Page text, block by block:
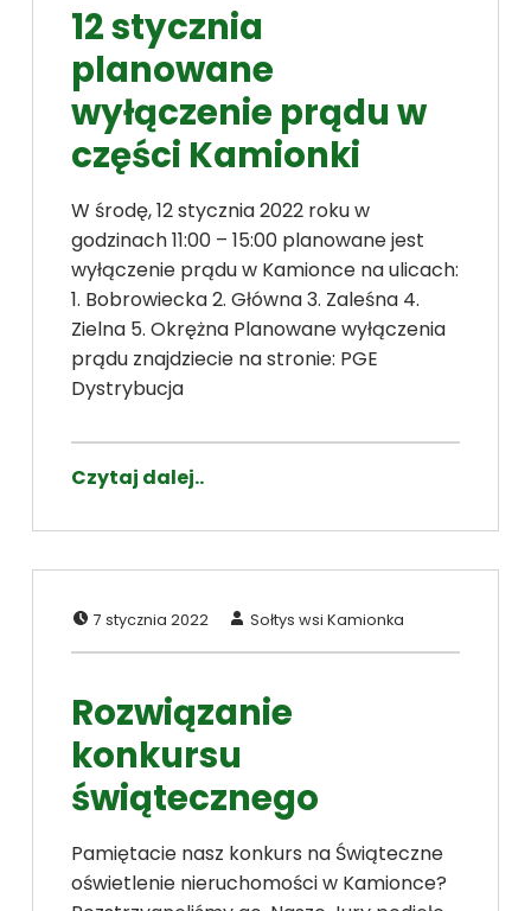
12 stycznia
planowane
wyłączenie prądu w
części Kamionki
W środę, 12 stycznia 2022 roku w
godzinach 11:00 – 15:00 planowane jest
wyłączenie prądu w Kamionce na ulicach:
1. Bobrowiecka 2. Główna 3. Zaleśna 4.
Zielna 5. Okrężna Planowane wyłączenia
prądu znajdziecie na stronie: PGE
Dystrybucja
Czytaj dalej..
7 stycznia 2022
Napisał:
Sołtys wsi Kamionka
Rozwiązanie
konkursu
świątecznego
Pamiętacie nasz konkurs na Świąteczne
oświetlenie nieruchomości w Kamionce?